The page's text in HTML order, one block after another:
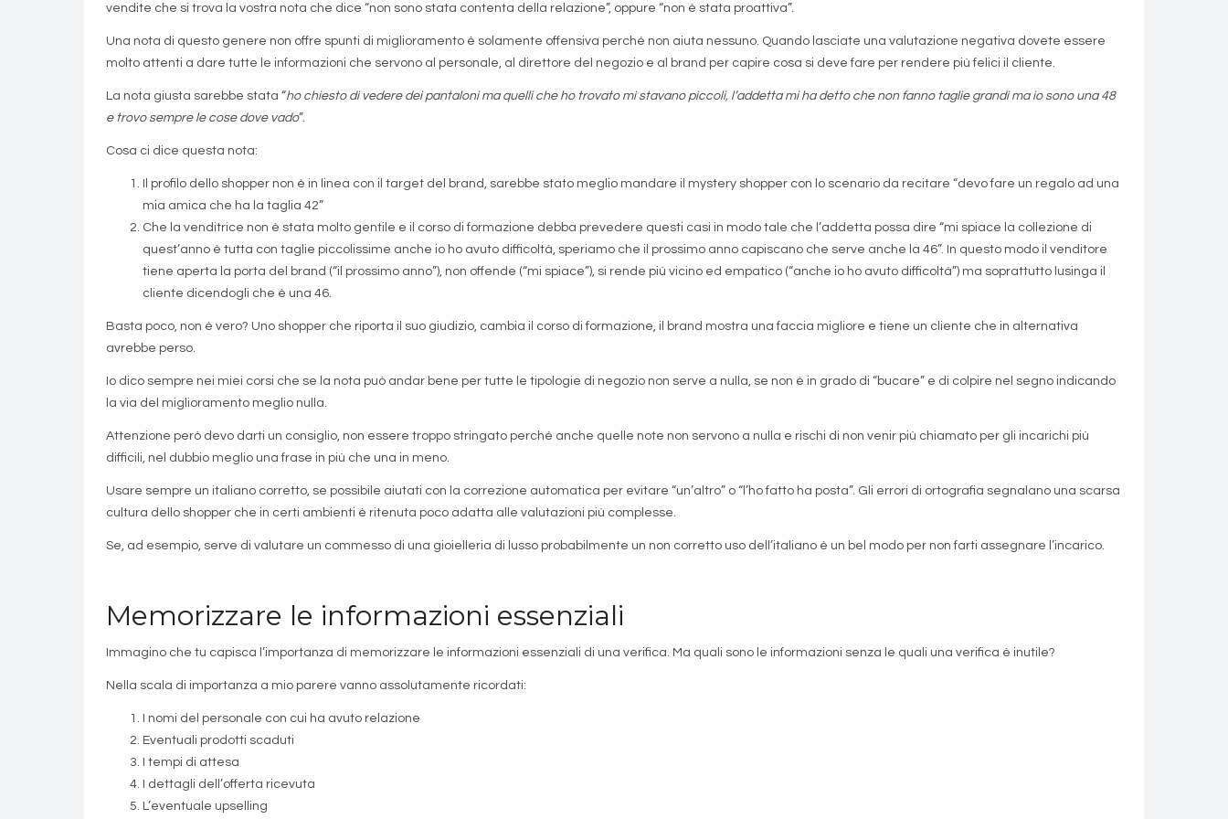
vendite che si trova la vostra nota che dice “non sono stata contenta della relazione”, oppure “non è stata proattiva”.
Una nota di questo genere non offre spunti di miglioramento è solamente offensiva perché non aiuta nessuno. Quando lasciate una valutazione negativa dovete essere
molto attenti a dare tutte le informazioni che servono al personale, al direttore del negozio e al brand per capire cosa si deve fare per rendere più felici il cliente.
La nota giusta sarebbe stata “ho chiesto di vedere dei pantaloni ma quelli che ho trovato mi stavano piccoli, l’addetta mi ha detto che non fanno taglie grandi ma io sono una 48
e trovo sempre le cose dove vado”.
Cosa ci dice questa nota:
Il profilo dello shopper non è in linea con il target del brand, sarebbe stato meglio mandare il mystery shopper con lo scenario da recitare “devo fare un regalo ad una
mia amica che ha la taglia 42”
Che la venditrice non è stata molto gentile e il corso di formazione debba prevedere questi casi in modo tale che l’addetta possa dire “mi spiace la collezione di
quest’anno è tutta con taglie piccolissime anche io ho avuto difficoltà, speriamo che il prossimo anno capiscano che serve anche la 46”. In questo modo il venditore
tiene aperta la porta del brand (“il prossimo anno”), non offende (“mi spiace”), si rende più vicino ed empatico (“anche io ho avuto difficoltà”) ma soprattutto lusinga il
cliente dicendogli che è una 46.
Basta poco, non è vero? Uno shopper che riporta il suo giudizio, cambia il corso di formazione, il brand mostra una faccia migliore e tiene un cliente che in alternativa
avrebbe perso.
Io dico sempre nei miei corsi che se la nota può andar bene per tutte le tipologie di negozio non serve a nulla, se non è in grado di “bucare” e di colpire nel segno indicando
la via del miglioramento meglio nulla.
Attenzione però devo darti un consiglio, non essere troppo stringato perché anche quelle note non servono a nulla e rischi di non venir più chiamato per gli incarichi più
difficili, nel dubbio meglio una frase in più che una in meno.
Usare sempre un italiano corretto, se possibile aiutati con la correzione automatica per evitare “un’altro” o “l’ho fatto ha posta”. Gli errori di ortografia segnalano una scarsa
cultura dello shopper che in certi ambienti è ritenuta poco adatta alle valutazioni più complesse.
Se, ad esempio, serve di valutare un commesso di una gioielleria di lusso probabilmente un non corretto uso dell’italiano è un bel modo per non farti assegnare l’incarico.
Memorizzare le informazioni essenziali
Immagino che tu capisca l’importanza di memorizzare le informazioni essenziali di una verifica. Ma quali sono le informazioni senza le quali una verifica è inutile?
Nella scala di importanza a mio parere vanno assolutamente ricordati:
I nomi del personale con cui ha avuto relazione
Eventuali prodotti scaduti
I tempi di attesa
I dettagli dell’offerta ricevuta
L’eventuale upselling